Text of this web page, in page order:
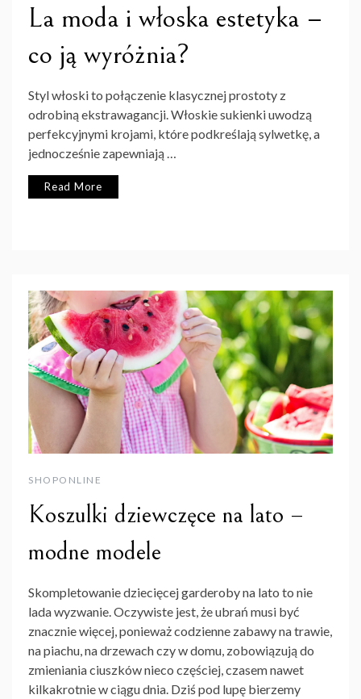
La moda i włoska estetyka –
co ją wyróżnia?
Styl włoski to połączenie klasycznej prostoty z
odrobiną ekstrawagancji. Włoskie sukienki uwodzą
perfekcyjnymi krojami, które podkreślają sylwetkę, a
jednocześnie zapewniają …
Read More
SHOPONLINE
Koszulki dziewczęce na lato –
modne modele
Skompletowanie dziecięcej garderoby na lato to nie
lada wyzwanie. Oczywiste jest, że ubrań musi być
znacznie więcej, ponieważ codzienne zabawy na trawie,
na piachu, na drzewach czy w domu, zobowiązują do
zmieniania ciuszków nieco częściej, czasem nawet
kilkakrotnie w ciągu dnia. Dziś pod lupę bierzemy